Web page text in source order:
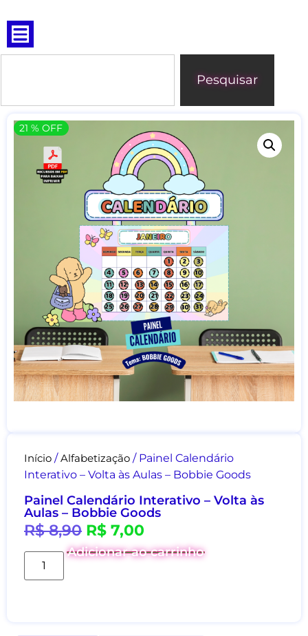
Pesquisar
21 % OFF
Início /Alfabetização / Painel Calendário
Interativo – Volta às Aulas – Bobbie Goods
Painel Calendário Interativo – Volta às
Aulas – Bobbie Goods
R$8,90 R$ 7,00
Adicionar ao carrinho